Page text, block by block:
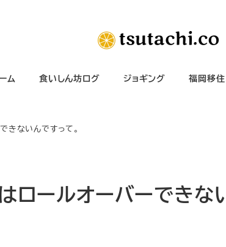
ム 食いしん坊ログ ジョギング 福岡移住
きないんですって。
ロールオーバーできな